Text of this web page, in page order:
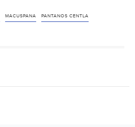
MACUSPANA PANTANOS CENTLA